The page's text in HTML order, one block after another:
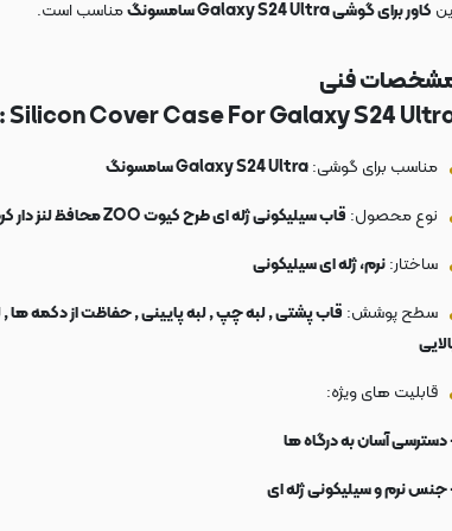
کاور برای گوشی Galaxy S24 Ultra سامسونگ مناسب است.
فنی
Silicon Cover Case For Galaxy S24 Ultra
مناسب برای گوشی:Galaxy S24 Ultra سامسونگ
نوع محصول: قاب سیلیکونی ژله ای طرح کیوت ZOO محافظ لنز دار کرم
ساختار:نرم، ژله ای سیلیکونی
سطح پوشش: قاب پشتی , لبه چپ , لبه پایینی , حفاظت از دکمه ها ,
قابلیت های ویژه:
دسترسی آسان به درگاه ها
جنس نرم و سیلیکونی ژله ای